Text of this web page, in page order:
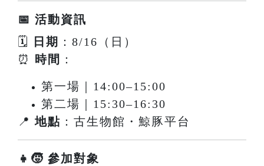
📅 活動資訊
🗓
日期 ：8/16（日）
⏰ 時間 ：
第一場｜14:00–15:00
第二場｜15:30–16:30
📍地點 ：古生物館・鯨豚平台
👧🧒 參加對象